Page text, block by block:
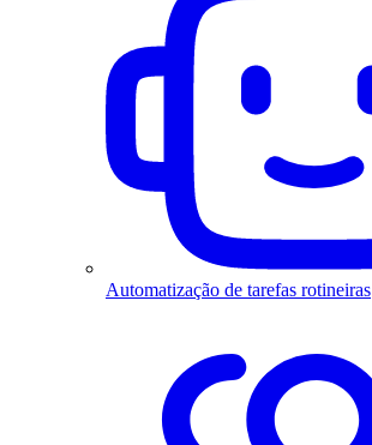
Automatização de tarefas rotineiras